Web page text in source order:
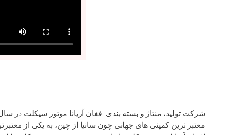
معتبر ترین کمپنی های جهانی چون سانیا از چین، به یکی از